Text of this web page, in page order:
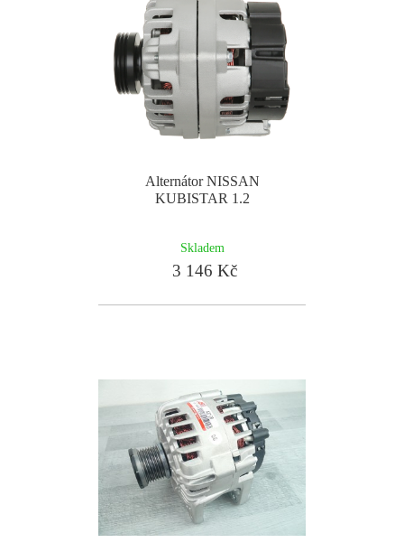
Alternátor NISSAN
KUBISTAR 1.2
Skladem
3 146 Kč